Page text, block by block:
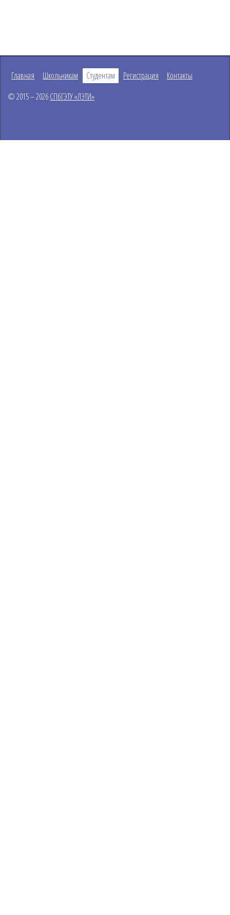
Главная Школьникам Студентам Регистрация
Контакты
© 2015 – 2026СПбГЭТУ «ЛЭТИ»